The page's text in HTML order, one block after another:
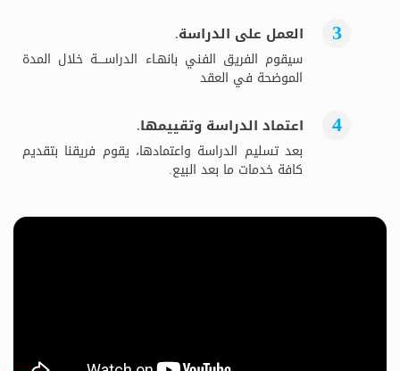
العمل على الدراسة.
سيقوم الفريق الفني بانهـاء الدراســــة خلال المدة
الموضحة في العقد
اعتماد الدراسة وتقييمها.
بعد تسليم الدراسة واعتمادها، يقوم فريقنا بتقديم
كافة خدمات ما بعد البيع.